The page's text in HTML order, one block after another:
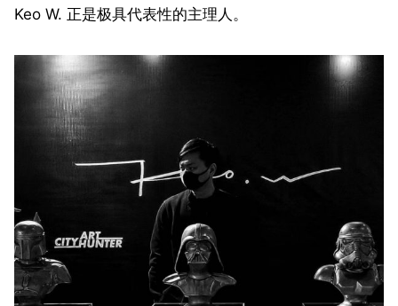
Keo W. 正是极具代表性的主理人。